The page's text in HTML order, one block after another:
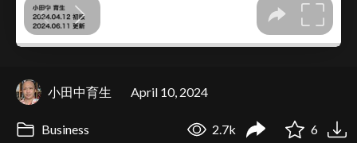
小田中育生 April 10, 2024
Business 2.7k 6